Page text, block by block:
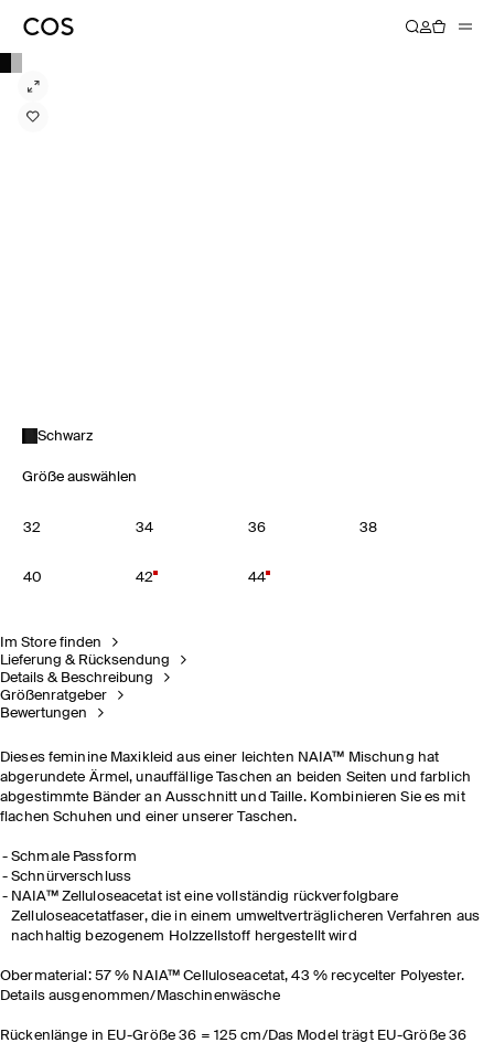
Schwarz
Größe auswählen
32 34 36 38
40 42 44
Im Store finden
Lieferung & Rücksendung
Details & Beschreibung
Größenratgeber
Bewertungen
Dieses feminine Maxikleid aus einer leichten NAIA™ Mischung hat
abgerundete Ärmel, unauffällige Taschen an beiden Seiten und farblich
abgestimmte Bänder an Ausschnitt und Taille. Kombinieren Sie es mit
flachen Schuhen und einer unserer Taschen.
Schmale Passform
Schnürverschluss
NAIA™ Zelluloseacetat ist eine vollständig rückverfolgbare
Zelluloseacetatfaser, die in einem umweltverträglicheren Verfahren aus
nachhaltig bezogenem Holzzellstoff hergestellt wird
Obermaterial: 57 % NAIA™ Celluloseacetat, 43 % recycelter Polyester.
Details ausgenommen/Maschinenwäsche
Rückenlänge in EU-Größe 36 = 125 cm/Das Model trägt EU-Größe 36